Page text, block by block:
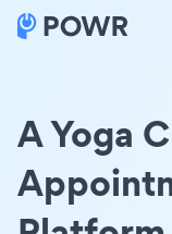
A Yoga